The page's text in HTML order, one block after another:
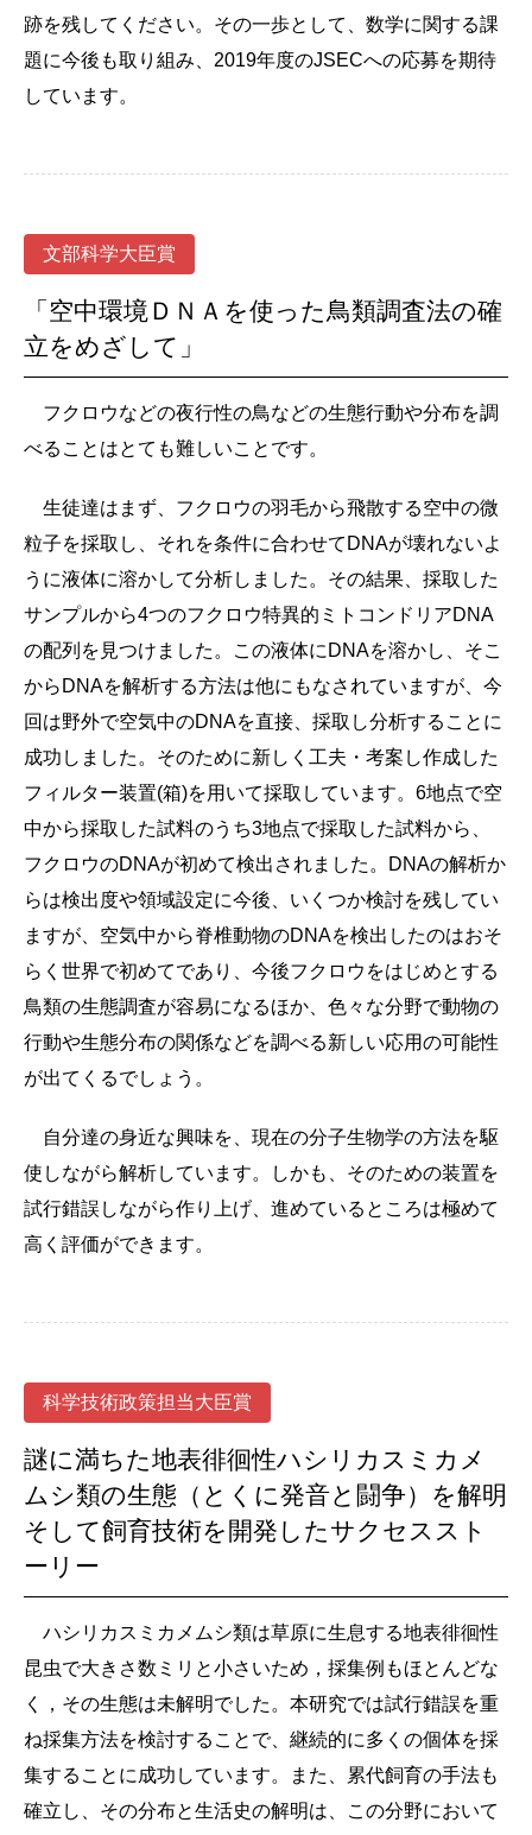
跡を残してください。その一歩として、数学に関する課
題に今後も取り組み、2019年度のJSECへの応募を期待
しています。
文部科学大臣賞
「空中環境ＤＮＡを使った鳥類調査法の確
立をめざして」
フクロウなどの夜行性の鳥などの生態行動や分布を調
べることはとても難しいことです。
生徒達はまず、フクロウの羽毛から飛散する空中の微
粒子を採取し、それを条件に合わせてDNAが壊れないよ
うに液体に溶かして分析しました。その結果、採取した
サンプルから4つのフクロウ特異的ミトコンドリアDNA
の配列を見つけました。この液体にDNAを溶かし、そこ
からDNAを解析する方法は他にもなされていますが、今
回は野外で空気中のDNAを直接、採取し分析することに
成功しました。そのために新しく工夫・考案し作成した
フィルター装置(箱)を用いて採取しています。6地点で空
中から採取した試料のうち3地点で採取した試料から、
フクロウのDNAが初めて検出されました。DNAの解析か
らは検出度や領域設定に今後、いくつか検討を残してい
ますが、空気中から脊椎動物のDNAを検出したのはおそ
らく世界で初めてであり、今後フクロウをはじめとする
鳥類の生態調査が容易になるほか、色々な分野で動物の
行動や生態分布の関係などを調べる新しい応用の可能性
が出てくるでしょう。
自分達の身近な興味を、現在の分子生物学の方法を駆
使しながら解析しています。しかも、そのための装置を
試行錯誤しながら作り上げ、進めているところは極めて
高く評価ができます。
科学技術政策担当大臣賞
謎に満ちた地表徘徊性ハシリカスミカメ
ムシ類の生態（とくに発音と闘争）を解明
そして飼育技術を開発したサクセススト
ーリー
ハシリカスミカメムシ類は草原に生息する地表徘徊性
昆虫で大きさ数ミリと小さいため，採集例もほとんどな
く，その生態は未解明でした。本研究では試行錯誤を重
ね採集方法を検討することで、継続的に多くの個体を採
集することに成功しています。また、累代飼育の手法も
確立し、その分布と生活史の解明は、この分野において